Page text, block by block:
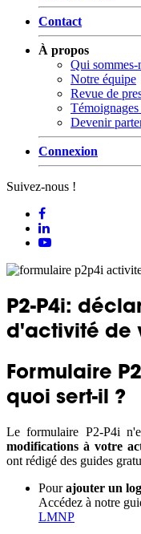
Contact
À propos
Qui sommes-
Notre équipe
Revue de
Devenir
Connexion
Suivez-nous !
P2-P4i:
d'activité de
Formulaire
quoi sert-il ?
Le formulaire P2-P4i
modifications à votre
ont rédigé des guides
Pourajouter un
Accédez à notre
LMNP